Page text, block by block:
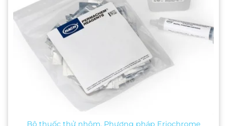
Bộ thuốc thử nhôm, Phương pháp Eriochrome